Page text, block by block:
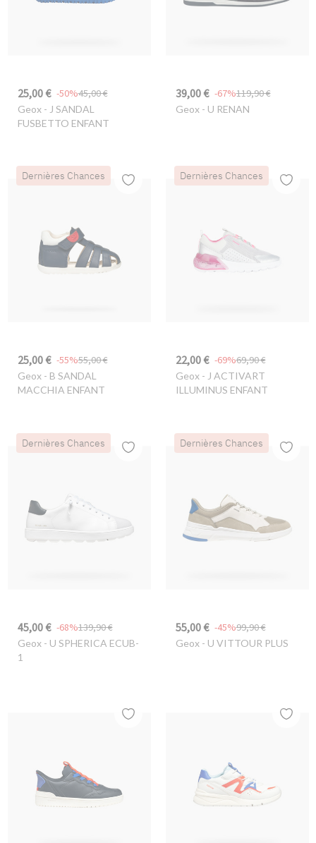
25,00 € 45,00 €
-50%
Geox- J SANDAL
FUSBETTO ENFANT
39,00 € 119,90 €
-67%
Geox- U RENAN
Dernières Chances
25,00 € 55,00 €
-55%
Geox- B SANDAL
MACCHIA ENFANT
Dernières Chances
22,00 € 69,90 €
-69%
Geox- J ACTIVART
ILLUMINUS ENFANT
Dernières Chances
45,00 € 139,90 €
-68%
Geox- U SPHERICA ECUB-
1
Dernières Chances
55,00 € 99,90 €
-45%
Geox- U VITTOUR PLUS